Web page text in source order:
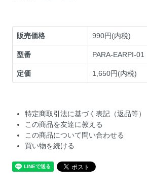
販売価格 990円(内税)
型番 PARA-EARPI-01
定価 1,650円(内税)
特定商取引法に基づく表記（返品等）
この商品を友達に教える
この商品について問い合わせる
買い物を続ける